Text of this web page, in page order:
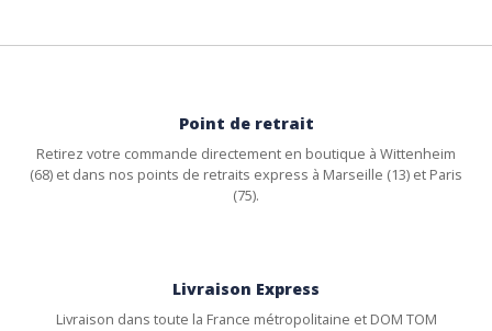
Point de retrait
Retirez votre commande directement en boutique à Wittenheim
(68) et dans nos points de retraits express à Marseille (13) et Paris
(75).
Livraison Express
Livraison dans toute la France métropolitaine et DOM TOM